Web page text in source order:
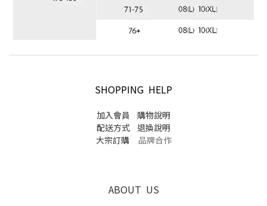
SHOPPING HELP
加入會員
購物說明
配送方式
退換說明
大宗訂購品牌合作
ABOUT US